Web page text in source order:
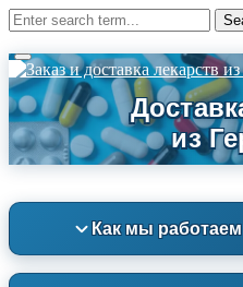
Как мы работаем